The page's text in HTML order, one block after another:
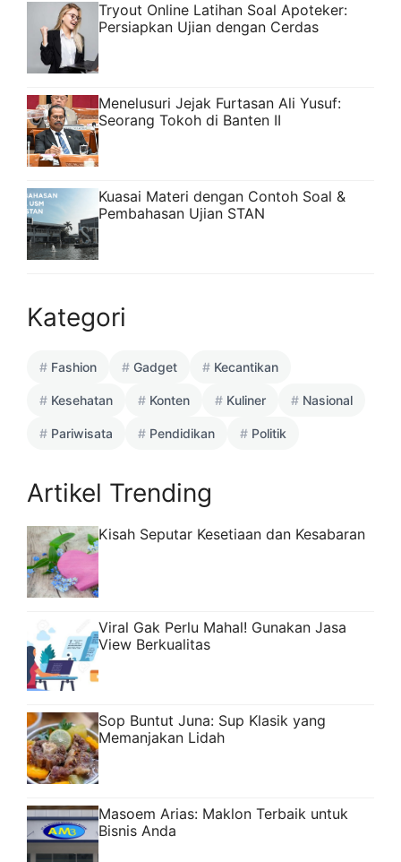
Tryout Online Latihan Soal Apoteker:
Persiapkan Ujian dengan Cerdas
Menelusuri Jejak Furtasan Ali Yusuf:
Seorang Tokoh di Banten II
Kuasai Materi dengan Contoh Soal &
Pembahasan Ujian STAN
Kategori
Fashion Gadget Kecantikan
Kesehatan Konten Kuliner Nasional
Pariwisata Pendidikan Politik
Artikel Trending
Kisah Seputar Kesetiaan dan Kesabaran
Viral Gak Perlu Mahal! Gunakan Jasa
View Berkualitas
Sop Buntut Juna: Sup Klasik yang
Memanjakan Lidah
Masoem Arias: Maklon Terbaik untuk
Bisnis Anda